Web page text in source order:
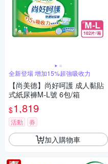
全新登場 增加15%超強吸收力
【尚美德】尚好呵護 成人黏貼
式紙尿褲M-L號 6包/箱
$1,819
活動 券
加入購物車